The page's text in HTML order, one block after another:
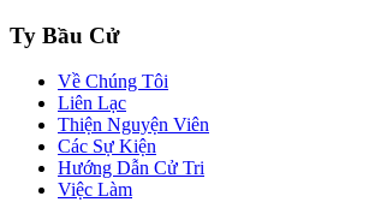
Ty Bầu Cử
Về Chúng Tôi
Liên Lạc
Thiện Nguyện Viên
Các Sự Kiện
Hướng Dẫn Cử Tri
Việc Làm